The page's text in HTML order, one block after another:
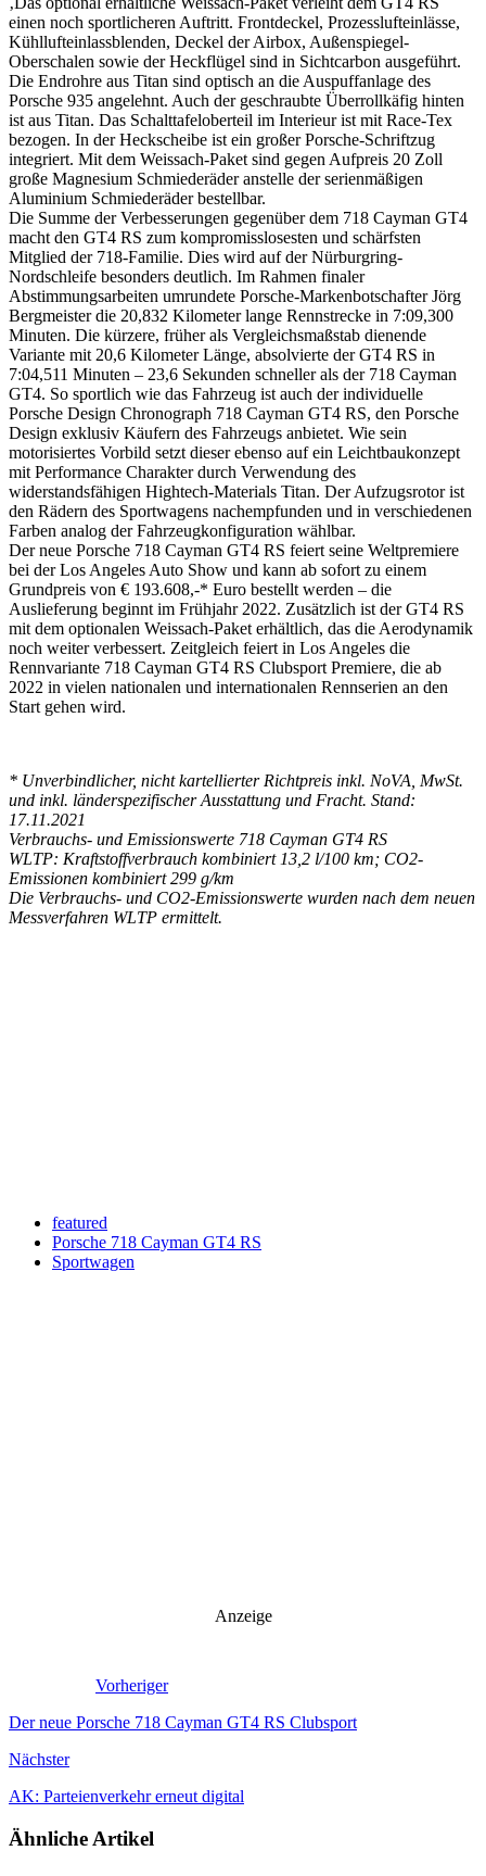
einen noch sportlicheren Auftritt. Frontdeckel, Prozesslufteinlässe,
Kühllufteinlassblenden, Deckel der Airbox, Außenspiegel-
Oberschalen sowie der Heckflügel sind in Sichtcarbon ausgeführt.
Die Endrohre aus Titan sind optisch an die Auspuffanlage des
Porsche 935 angelehnt. Auch der geschraubte Überrollkäfig hinten
ist aus Titan. Das Schalttafeloberteil im Interieur ist mit Race-Tex
bezogen. In der Heckscheibe ist ein großer Porsche-Schriftzug
integriert. Mit dem Weissach-Paket sind gegen Aufpreis 20 Zoll
große Magnesium Schmiederäder anstelle der serienmäßigen
Aluminium Schmiederäder bestellbar.
Die Summe der Verbesserungen gegenüber dem 718 Cayman GT4
macht den GT4 RS zum kompromisslosesten und schärfsten
Mitglied der 718-Familie. Dies wird auf der Nürburgring-
Nordschleife besonders deutlich. Im Rahmen finaler
Abstimmungsarbeiten umrundete Porsche-Markenbotschafter Jörg
Bergmeister die 20,832 Kilometer lange Rennstrecke in 7:09,300
Minuten. Die kürzere, früher als Vergleichsmaßstab dienende
Variante mit 20,6 Kilometer Länge, absolvierte der GT4 RS in
7:04,511 Minuten – 23,6 Sekunden schneller als der 718 Cayman
GT4. So sportlich wie das Fahrzeug ist auch der individuelle
Porsche Design Chronograph 718 Cayman GT4 RS, den Porsche
Design exklusiv Käufern des Fahrzeugs anbietet. Wie sein
motorisiertes Vorbild setzt dieser ebenso auf ein Leichtbaukonzept
mit Performance Charakter durch Verwendung des
widerstandsfähigen Hightech-Materials Titan. Der Aufzugsrotor ist
den Rädern des Sportwagens nachempfunden und in verschiedenen
Farben analog der Fahrzeugkonfiguration wählbar.
Der neue Porsche 718 Cayman GT4 RS feiert seine Weltpremiere
bei der Los Angeles Auto Show und kann ab sofort zu einem
Grundpreis von € 193.608,-* Euro bestellt werden – die
Auslieferung beginnt im Frühjahr 2022. Zusätzlich ist der GT4 RS
mit dem optionalen Weissach-Paket erhältlich, das die Aerodynamik
noch weiter verbessert. Zeitgleich feiert in Los Angeles die
Rennvariante 718 Cayman GT4 RS Clubsport Premiere, die ab
2022 in vielen nationalen und internationalen Rennserien an den
Start gehen wird.
* Unverbindlicher, nicht kartellierter Richtpreis inkl. NoVA, MwSt.
und inkl. länderspezifischer Ausstattung und Fracht. Stand:
17.11.2021
Verbrauchs- und Emissionswerte 718 Cayman GT4 RS
WLTP: Kraftstoffverbrauch kombiniert 13,2 l/100 km; CO2-
Emissionen kombiniert 299 g/km
Die Verbrauchs- und CO2-Emissionswerte wurden nach dem neuen
Messverfahren WLTP ermittelt.
featured
Porsche 718 Cayman GT4 RS
Sportwagen
Anzeige
Vorheriger
Der neue Porsche 718 Cayman GT4 RS Clubsport
Nächster
AK: Parteienverkehr erneut digital
Ähnliche Artikel